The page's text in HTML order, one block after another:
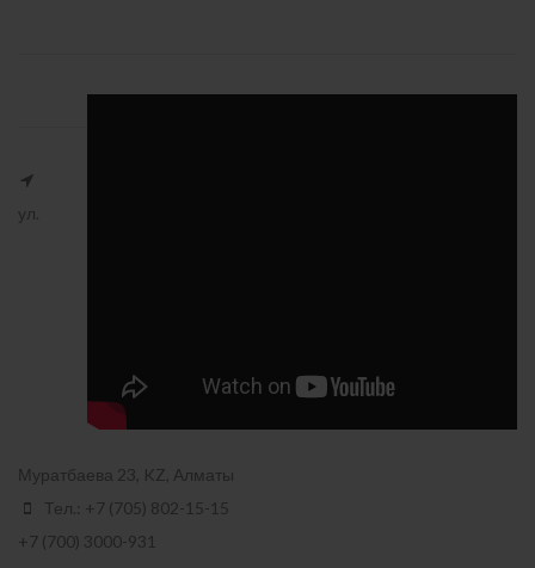
ул.
Муратбаева 23, KZ, Алматы
Тел.: +7 (705) 802-15-15
+7 (700) 3000-931